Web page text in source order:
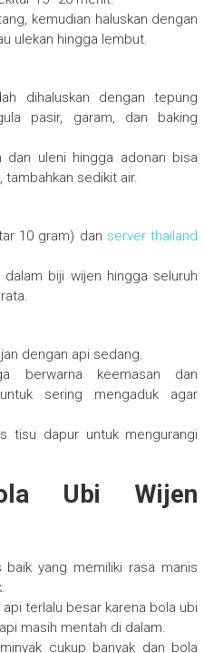
kemudian haluskan dengan
ulekan hingga lembut.
dihaluskan dengan tepung
pasir, garam, dan baking
dan uleni hingga adonan bisa
tambahkan sedikit air.
10 gram) dan server thailand
biji wijen hingga seluruh
dengan api sedang.
berwarna keemasan dan
sering mengaduk agar
tisu dapur untuk mengurangi
Ubi Wijen
baik yang memiliki rasa manis
terlalu besar karena bola ubi
masih mentah di dalam.
cukup banyak dan bola